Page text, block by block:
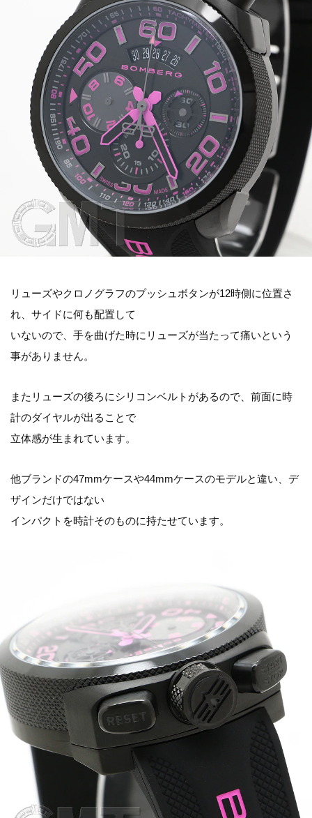
リューズやクロノグラフのプッシュボタンが12時側に位置さ
れ、サイドに何も配置して
いないので、手を曲げた時にリューズが当たって痛いという
事がありません。
またリューズの後ろにシリコンベルトがあるので、前面に時
計のダイヤルが出ることで
立体感が生まれています。
他ブランドの47mmケースや44mmケースのモデルと違い、デ
ザインだけではない
インパクトを時計そのものに持たせています。